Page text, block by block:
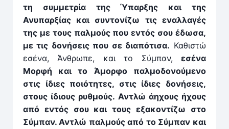
τη συμμετρία της Ύπαρξης και της
Ανυπαρξίας και συντονίζω τις εναλλαγές
της με τους παλμούς που εντός σου έδωσα,
με τις δονήσεις που σε διαπότισα. Καθιστώ
εσένα, Άνθρωπε, και το Σύμπαν, εσένα
Μορφή και το Άμορφο παλμοδονούμενο
στις ίδιες ποιότητες, στις ίδιες δονήσεις,
στους ίδιους ρυθμούς. Αντλώ άηχους ήχους
από εντός σου και τους εξακοντίζω στο
Σύμπαν. Αντλώ παλμούς από το Σύμπαν και